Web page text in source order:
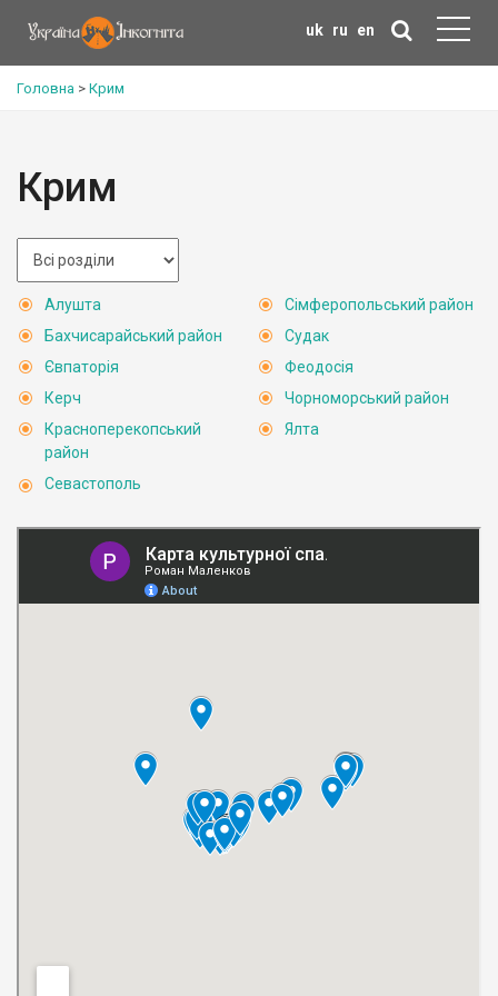
uk ru en
Головна > Крим
Крим
Алушта
Бахчисарайський район
Євпаторія
Керч
Красноперекопський
район
Севастополь
Сімферопольський район
Судак
Феодосія
Чорноморський район
Ялта